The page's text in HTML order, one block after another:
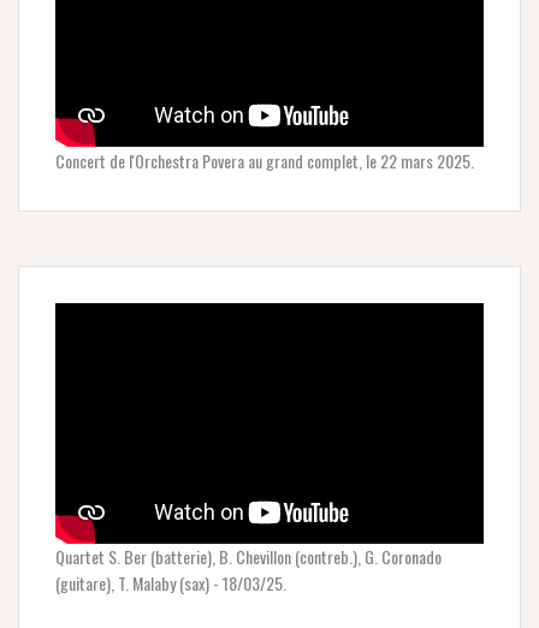
Concert de l'Orchestra Povera au grand complet, le 22 mars 2025.
Quartet S. Ber (batterie), B. Chevillon (contreb.), G. Coronado
(guitare), T. Malaby (sax) - 18/03/25.